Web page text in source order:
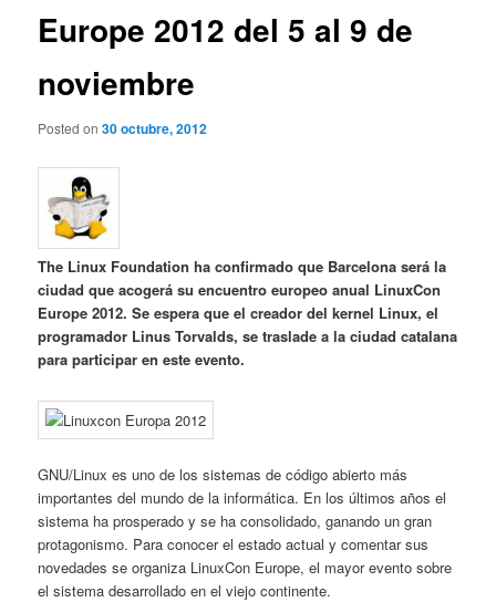
Europe 2012 del 5 al 9 de
noviembre
Posted on30 octubre, 2012
The Linux Foundation ha confirmado que Barcelona será la
ciudad que acogerá su encuentro europeo anual LinuxCon
Europe 2012. Se espera que el creador del kernel Linux, el
programador Linus Torvalds, se traslade a la ciudad catalana
para participar en este evento.
GNU/Linux es uno de los sistemas de código abierto más
importantes del mundo de la informática. En los últimos años el
sistema ha prosperado y se ha consolidado, ganando un gran
protagonismo. Para conocer el estado actual y comentar sus
novedades se organiza LinuxCon Europe, el mayor evento sobre
el sistema desarrollado en el viejo continente.